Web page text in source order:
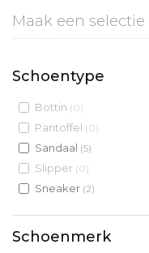
Maak een selectie
Schoentype
Bottin (0)
Pantoffel (0)
Sandaal (5)
Slipper (0)
Sneaker (2)
Schoenmerk